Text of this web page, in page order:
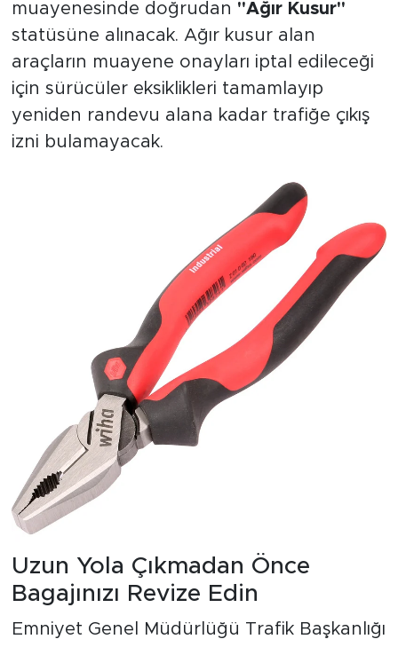
muayenesinde doğrudan "Ağır Kusur"
statüsüne alınacak. Ağır kusur alan
araçların muayene onayları iptal edileceği
için sürücüler eksiklikleri tamamlayıp
yeniden randevu alana kadar trafiğe çıkış
izni bulamayacak.
Uzun Yola Çıkmadan Önce
Bagajınızı Revize Edin
Emniyet Genel Müdürlüğü Trafik Başkanlığı